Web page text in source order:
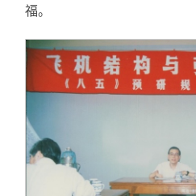
福。